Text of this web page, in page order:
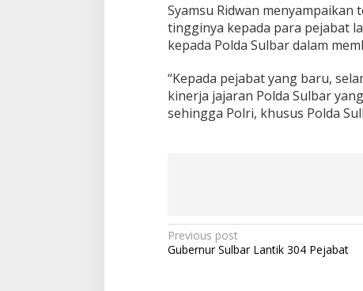
Syamsu Ridwan
tingginya kepada para pejabat
kepada Polda Sulbar dalam
“Kepada pejabat yang baru,
kinerja jajaran Polda Sulbar
sehingga Polri, khusus Polda
P
o
Previous post
Gubernur Sulbar Lantik 304 Pejabat